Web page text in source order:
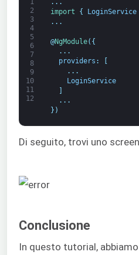
1
2
3
4
5
6
7
8
9
10
11
12
. . .
import
{ LoginService
. . .
@NgModule( {
. . .
providers :
. . .
LoginService
]
. . .
} )
Di seguito, trovi uno
Conclusione
In questo tutorial,